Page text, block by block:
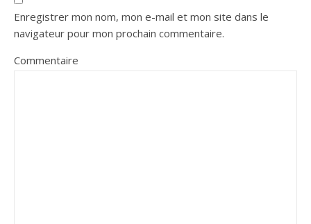
Enregistrer mon nom, mon e-mail et mon site dans le
navigateur pour mon prochain commentaire.
Commentaire